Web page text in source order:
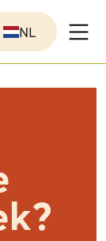
NL